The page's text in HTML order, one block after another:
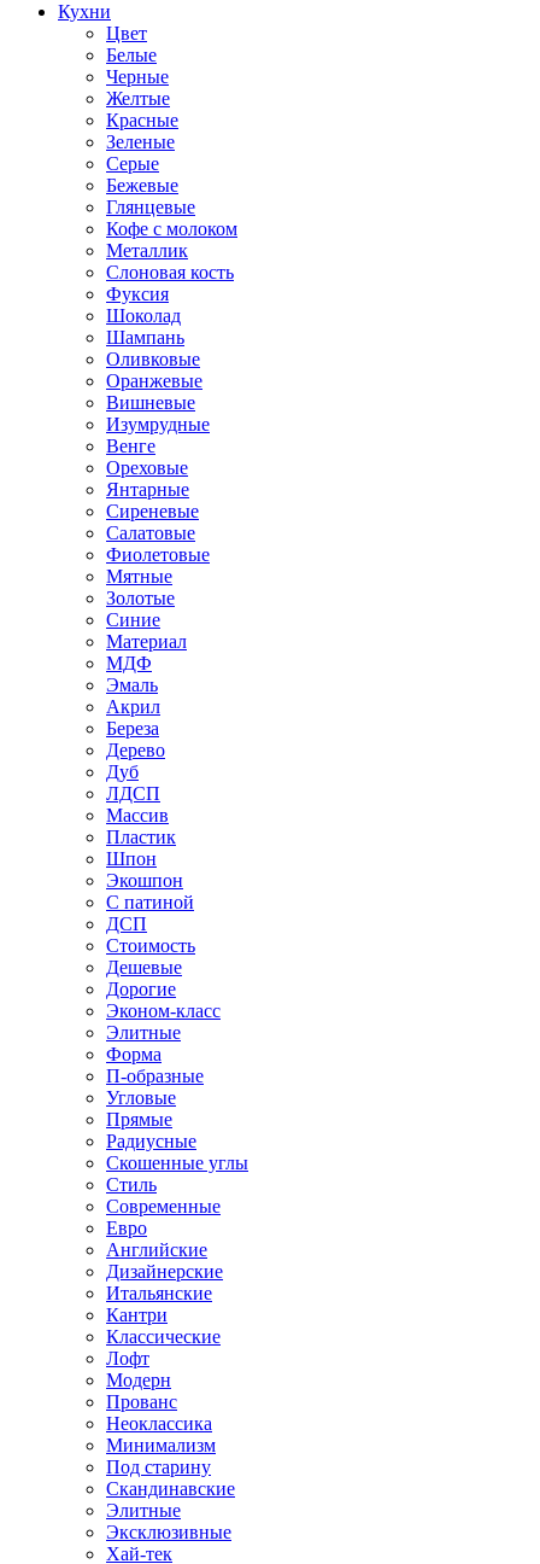
Кухни
Цвет
Белые
Черные
Желтые
Красные
Зеленые
Серые
Бежевые
Глянцевые
Кофе с молоком
Металлик
Слоновая кость
Фуксия
Шоколад
Шампань
Оливковые
Оранжевые
Вишневые
Изумрудные
Венге
Ореховые
Янтарные
Сиреневые
Салатовые
Фиолетовые
Мятные
Золотые
Синие
Материал
МДФ
Эмаль
Акрил
Береза
Дерево
Дуб
ЛДСП
Массив
Пластик
Шпон
Экошпон
С патиной
ДСП
Стоимость
Дешевые
Дорогие
Эконом-класс
Элитные
Форма
П-образные
Угловые
Прямые
Радиусные
Скошенные углы
Стиль
Современные
Евро
Английские
Дизайнерские
Итальянские
Кантри
Классические
Лофт
Модерн
Прованс
Неоклассика
Минимализм
Под старину
Скандинавские
Элитные
Эксклюзивные
Хай-тек